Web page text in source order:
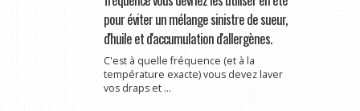
pour éviter un mélange sinistre de sueur,
d'huile et d'accumulation d'allergènes.
C'est à quelle fréquence (et à la
température exacte) vous devez laver
vos draps et ...